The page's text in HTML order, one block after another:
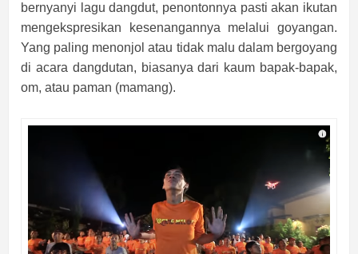
bernyanyi lagu dangdut, penontonnya pasti akan ikutan
mengekspresikan kesenangannya melalui goyangan.
Yang paling menonjol atau tidak malu dalam bergoyang
di acara dangdutan, biasanya dari kaum bapak-bapak,
om, atau paman (mamang).